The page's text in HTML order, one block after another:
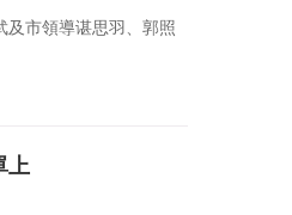
市領導谌思羽、郭照
上